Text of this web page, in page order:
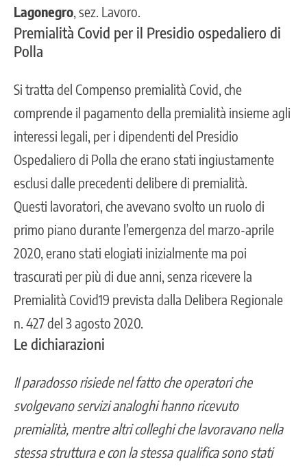
Lagonegro , sez. Lavoro.
Premialità Covid per il Presidio ospedaliero di
Polla
Si tratta del Compenso premialità Covid, che
comprende il pagamento della premialità insieme agli
interessi legali, per i dipendenti del Presidio
Ospedaliero di Polla che erano stati ingiustamente
esclusi dalle precedenti delibere di premialità.
Questi lavoratori, che avevano svolto un ruolo di
primo piano durante l’emergenza del marzo-aprile
2020, erano stati elogiati inizialmente ma poi
trascurati per più di due anni, senza ricevere la
Premialità Covid19 prevista dalla Delibera Regionale
n. 427 del 3 agosto 2020.
Le dichiarazioni
Il paradosso risiede nel fatto che operatori che
svolgevano servizi analoghi hanno ricevuto
premialità, mentre altri colleghi che lavoravano nella
stessa struttura e con la stessa qualifica sono stati